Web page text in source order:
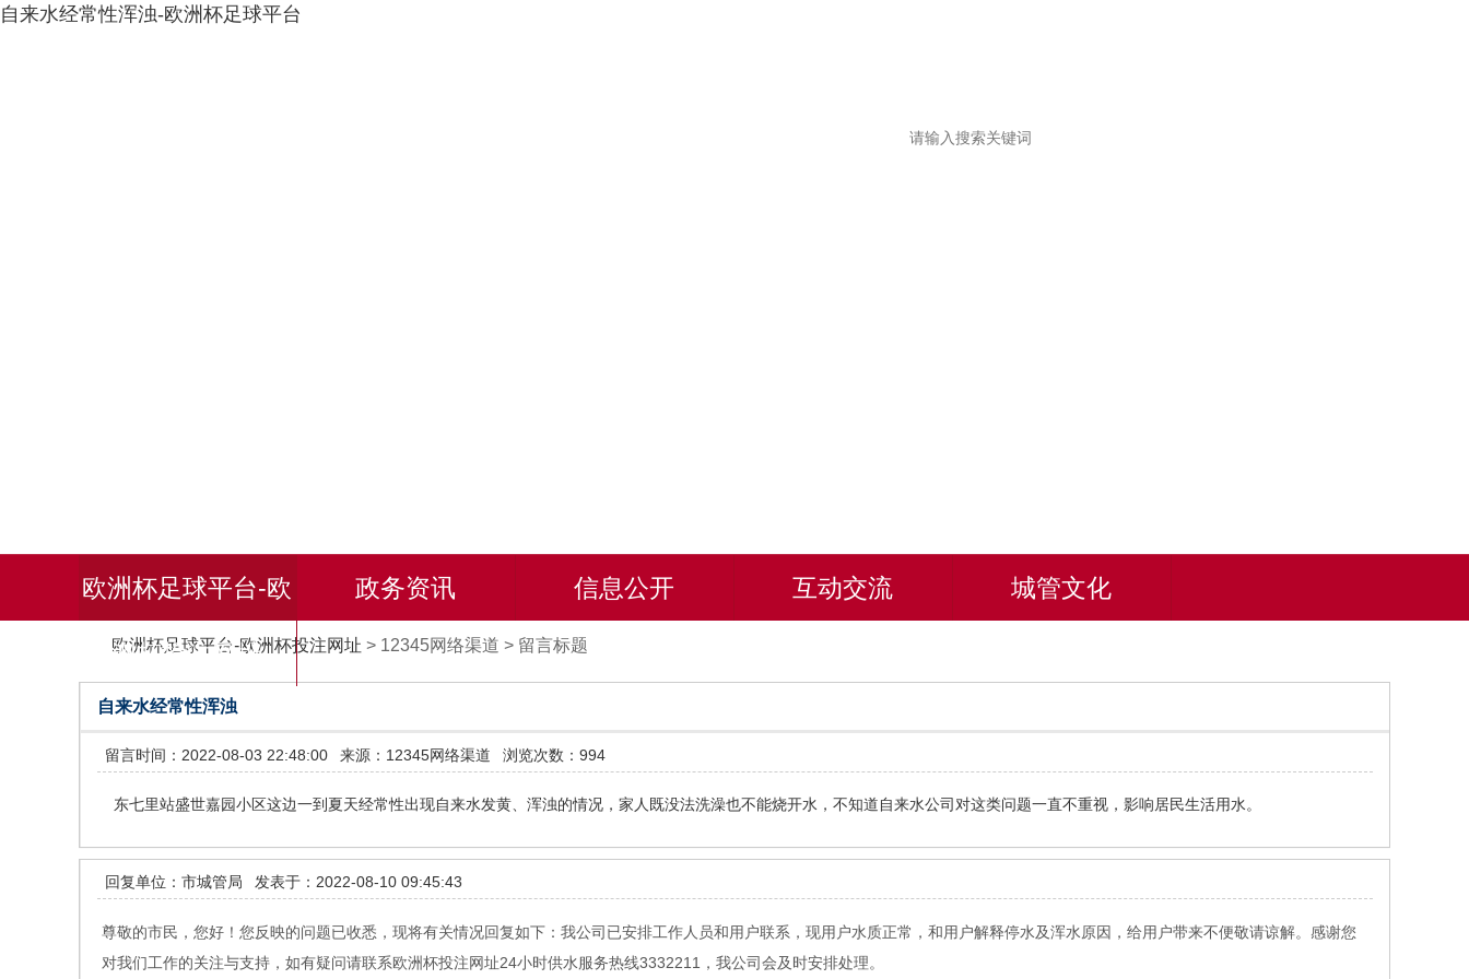
自来水经常性浑浊-欧洲杯足球平台
欧洲杯足球平台-欧
洲杯投注网址
政务资讯 信息公开 互动交流 城管文化
欧洲杯足球平台-欧洲杯投注网址 > 12345网络渠道 > 留言标题
自来水经常性浑浊
留言时间：2022-08-03 22:48:00 来源：12345网络渠道 浏览次数：994
东七里站盛世嘉园小区这边一到夏天经常性出现自来水发黄、浑浊的情况，家人既没法洗澡也不能烧开水，不知道自来水公司对这类问题一直不重视，影响居民生活用水。
回复单位：市城管局 发表于：2022-08-10 09:45:43
尊敬的市民，您好！您反映的问题已收悉，现将有关情况回复如下：我公司已安排工作人员和用户联系，现用户水质正常，和用户解释停水及浑水原因，给用户带来不便敬请谅解。感谢您
对我们工作的关注与支持，如有疑问请联系欧洲杯投注网址24小时供水服务热线3332211，我公司会及时安排处理。